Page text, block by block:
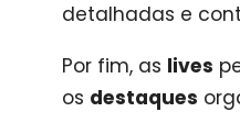
detalhadas e
Por fim, as lives
os destaques